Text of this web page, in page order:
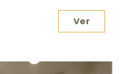
Ver